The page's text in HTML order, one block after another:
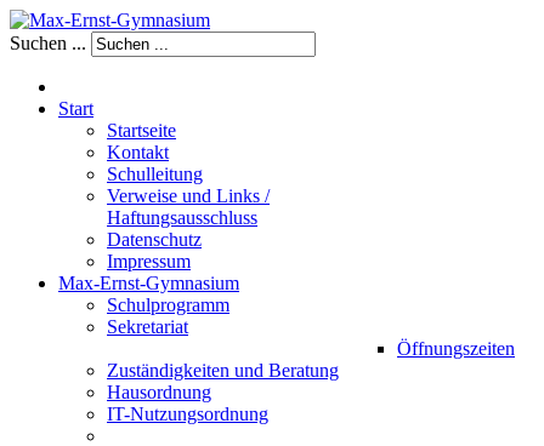
Suchen ...
Start
Startseite
Kontakt
Schulleitung
Verweise und Links /
Haftungsausschluss
Datenschutz
Impressum
Max-Ernst-Gymnasium
Schulprogramm
Sekretariat
Öffnungszeiten
Zuständigkeiten und Beratung
Hausordnung
IT-Nutzungsordnung